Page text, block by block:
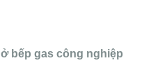
bếp gas công nghiệp